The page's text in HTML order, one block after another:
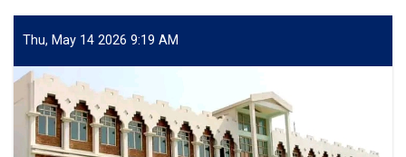
زده
کړو
د
لغمان
پوهنتون
۶
Thu, May 14 2026 9:19 AM